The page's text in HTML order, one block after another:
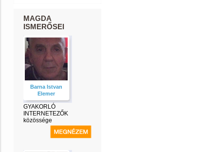
MAGDA
ISMERŐSEI
Barna Istvan
Elemer
GYAKORLÓ
INTERNETEZŐK
közössége